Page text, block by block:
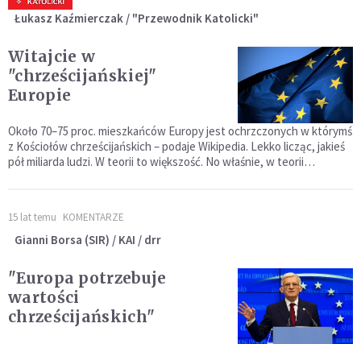
Łukasz Kaźmierczak / "Przewodnik Katolicki"
Witajcie w
"chrześcijańskiej"
Europie
Około 70–75 proc. mieszkańców Europy jest ochrzczonych w którymś
z Kościołów chrześcijańskich – podaje Wikipedia. Lekko licząc, jakieś
pół miliarda ludzi. W teorii to większość. No właśnie, w teorii…
15 lat temu KOMENTARZE
Gianni Borsa (SIR) / KAI / drr
"Europa potrzebuje
wartości
chrześcijańskich"